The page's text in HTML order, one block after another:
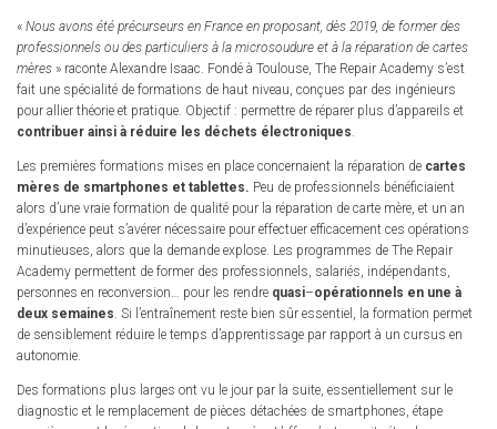
« Nous avons été précurseurs en France en proposant, dès 2019, de former des
professionnels ou des particuliers à la microsoudure et à la réparation de cartes
mères » raconte Alexandre Isaac. Fondé à Toulouse, The Repair Academy s’est
fait une spécialité de formations de haut niveau, conçues par des ingénieurs
pour allier théorie et pratique. Objectif : permettre de réparer plus d’appareils et
contribuer ainsi à réduire les déchets électroniques.
Les premières formations mises en place concernaient la réparation de cartes
mères de smartphones et tablettes. Peu de professionnels bénéficiaient
alors d’une vraie formation de qualité pour la réparation de carte mère, et un an
d’expérience peut s’avérer nécessaire pour effectuer efficacement ces opérations
minutieuses, alors que la demande explose. Les programmes de The Repair
Academy permettent de former des professionnels, salariés, indépendants,
personnes en reconversion… pour les rendre quasi–opérationnels en une à
deux semaines. Si l’entraînement reste bien sûr essentiel, la formation permet
de sensiblement réduire le temps d’apprentissage par rapport à un cursus en
autonomie.
Des formations plus larges ont vu le jour par la suite, essentiellement sur le
diagnostic et le remplacement de pièces détachées de smartphones, étape